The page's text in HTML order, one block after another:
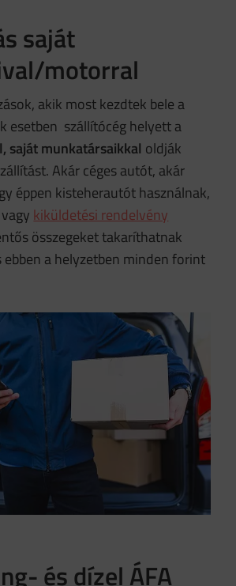
saját
motorral
akik most kezdtek bele a
esetben szállítócég helyett a
saját munkatársaikkal oldják
Akár céges autót, akár
éppen kisteherautót használnak,
kiküldetési rendelvény
összegeket takaríthatnak
ebben a helyzetben minden forint
és dízel ÁFA